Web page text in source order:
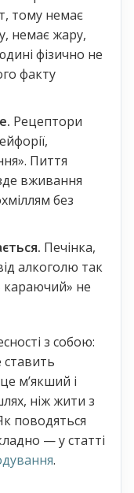
тому немає
немає жару,
фізично не
факту
Рецептори
Пиття
вживання
без
Печінка,
алкоголю так
караючий» не
з собою:
ставить
м’якший і
ніж жити з
поводяться
— у статті
.